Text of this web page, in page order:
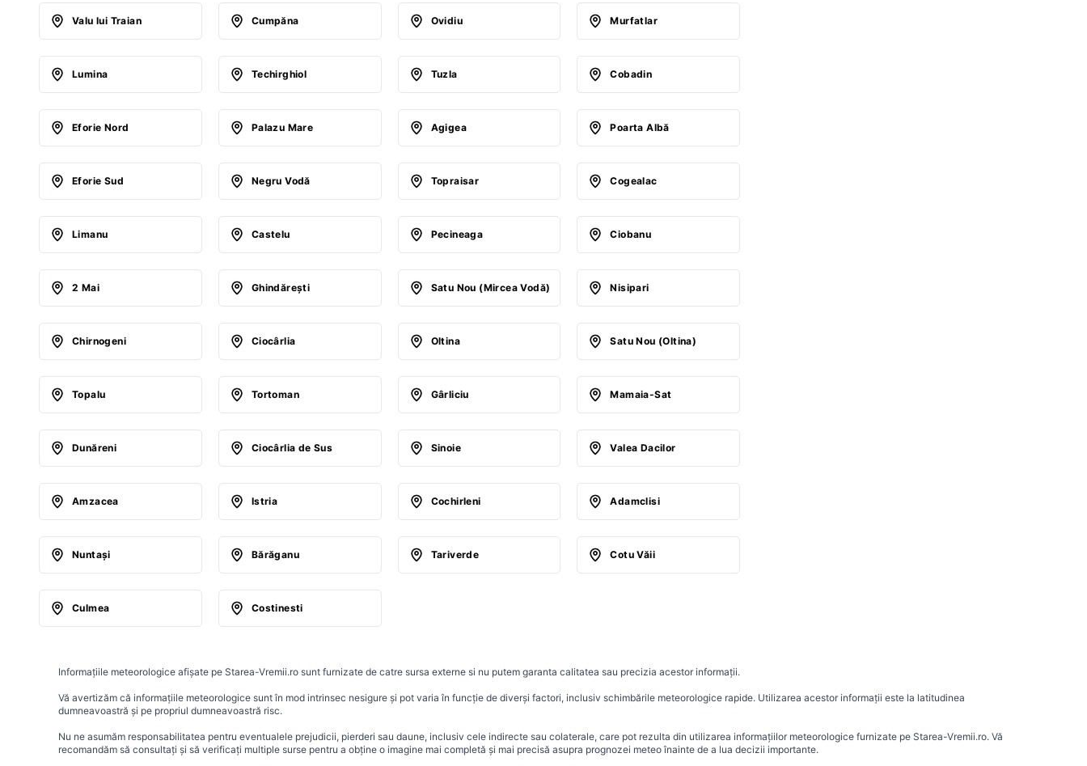
Valu lui Traian Cumpăna Ovidiu Murfatlar
Lumina Techirghiol Tuzla Cobadin
Eforie Nord Palazu Mare Agigea Poarta Albă
Eforie Sud Negru Vodă Topraisar Cogealac
Limanu Castelu Pecineaga Ciobanu
2 Mai Ghindăreşti Satu Nou (Mircea Vodă) Nisipari
Chirnogeni Ciocârlia Oltina Satu Nou (Oltina)
Topalu Tortoman Gârliciu Mamaia-Sat
Dunăreni Ciocârlia de Sus Sinoie Valea Dacilor
Amzacea Istria Cochirleni Adamclisi
Nuntaşi Bărăganu Tariverde Cotu Văii
Culmea Costinesti
Informațiile meteorologice afișate pe Starea-Vremii.ro sunt furnizate de catre sursa externe si nu putem garanta calitatea sau precizia acestor informații.
Vă avertizăm că informațiile meteorologice sunt în mod intrinsec nesigure și pot varia în funcție de diverși factori, inclusiv schimbările meteorologice rapide. Utilizarea acestor informații este la latitudinea
dumneavoastră și pe propriul dumneavoastră risc.
Nu ne asumăm responsabilitatea pentru eventualele prejudicii, pierderi sau daune, inclusiv cele indirecte sau colaterale, care pot rezulta din utilizarea informațiilor meteorologice furnizate pe Starea-Vremii.ro. Vă
recomandăm să consultați și să verificați multiple surse pentru a obține o imagine mai completă și mai precisă asupra prognozei meteo înainte de a lua decizii importante.